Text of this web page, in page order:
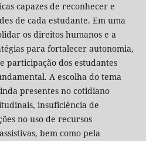
capazes de reconhecer e
de cada estudante. Em uma
os direitos humanos e a
para fortalecer autonomia,
participação dos estudantes
A escolha do tema
presentes no cotidiano
insuficiência de
no uso de recursos
bem como pela